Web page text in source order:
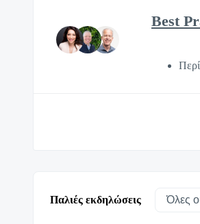
Best
Παλιές εκδηλώσεις